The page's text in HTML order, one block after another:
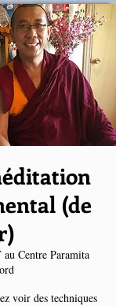
(de
Centre Paramita
voir des techniques